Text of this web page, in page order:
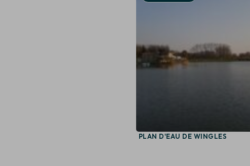
PLAN D'EAU DE WINGLES